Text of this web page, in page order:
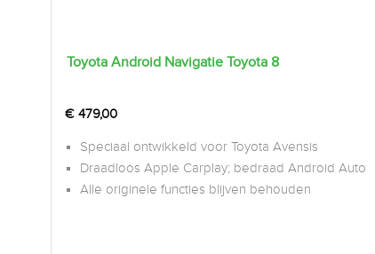
Toyota Android Navigatie Toyota 8
€ 479,00
Speciaal ontwikkeld voor Toyota Avensis
Draadloos Apple Carplay; bedraad Android Auto
Alle originele functies blijven behouden